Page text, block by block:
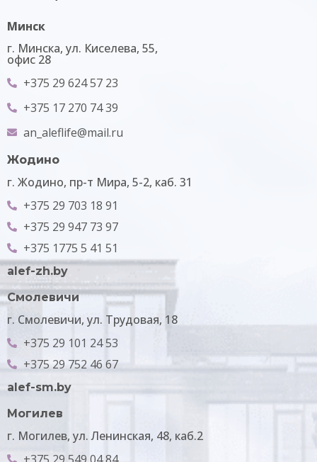
Минск
г. Минска, ул. Киселева, 55,
офис 28
+375 29 624 57 23
+375 17 270 74 39
an_aleflife@mail.ru
Жодино
г. Жодино, пр-т Мира, 5-2, каб. 31
+375 29 703 18 91
+375 29 947 73 97
+375 1775 5 41 51
alef-zh.by
Смолевичи
г. Смолевичи, ул. Трудовая, 18
+375 29 101 24 53
+375 29 752 46 67
alef-sm.by
Могилев
г. Могилев, ул. Ленинская, 48, каб.2​